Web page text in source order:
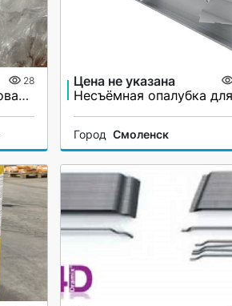
28
Фибра полипропиленовая, микро
Цена не указана
Город Смоленск